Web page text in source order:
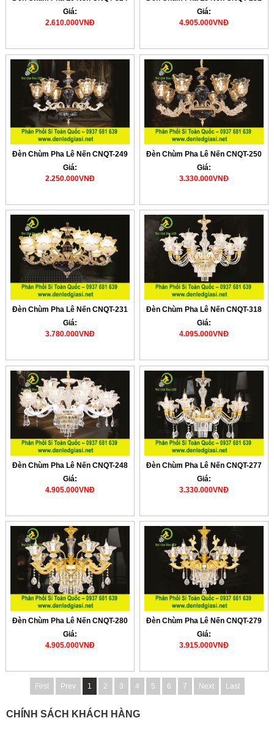
Giá:
2.610.000VNĐ
Giá:
4.905.000VNĐ
Đèn Chùm Pha Lê Nến CNQT-249
Giá:
2.250.000VNĐ
Đèn Chùm Pha Lê Nến CNQT-250
Giá:
3.330.000VNĐ
Đèn Chùm Pha Lê Nến CNQT-231
Giá:
3.780.000VNĐ
Đèn Chùm Pha Lê Nến CNQT-318
Giá:
4.095.000VNĐ
Đèn Chùm Pha Lê Nến CNQT-248
Giá:
4.905.000VNĐ
Đèn Chùm Pha Lê Nến CNQT-277
Giá:
3.330.000VNĐ
Đèn Chùm Pha Lê Nến CNQT-280
Giá:
4.905.000VNĐ
Đèn Chùm Pha Lê Nến CNQT-279
Giá:
3.915.000VNĐ
First Prev 1 2 3 4 5 6 7 Next Last
CHÍNH SÁCH KHÁCH HÀNG